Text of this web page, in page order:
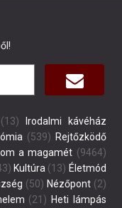
(13)
Irodalmi kávéház
(539) Rejtőzködő
a magamét (9464)
Kultúra (13) Életmód
(50) Nézőpont(2)
(21) Heti lámpás